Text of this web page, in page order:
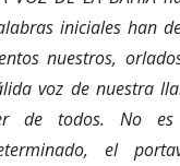
iniciales han
nuestros,
voz de nuestra
de todos. No
el